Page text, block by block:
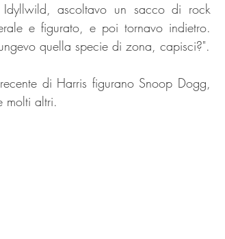
ascoltavo un sacco di rock
e figurato, e poi tornavo indietro.
di Harris figurano Snoop Dogg,
molti altri.